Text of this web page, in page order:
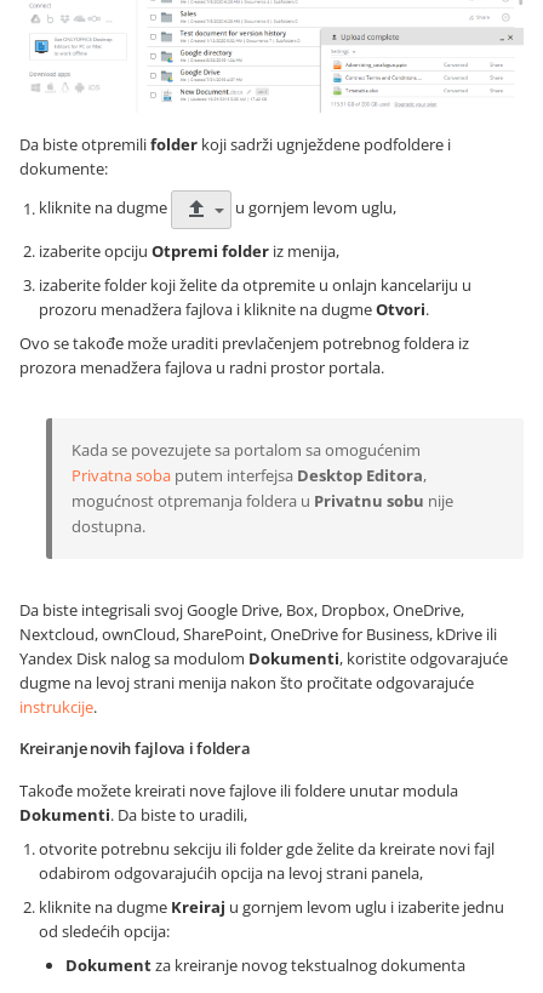
Da biste otpremilifolder koji sadrži ugnježdene podfoldere i
dokumente:
kliknite na dugme
u gornjem levom uglu,
izaberite opciju Otpremi folder iz menija,
izaberite folder koji želite da otpremite u onlajn kancelariju u
prozoru menadžera fajlova i kliknite na dugmeOtvori.
Ovo se takođe može uraditi prevlačenjem potrebnog foldera iz
prozora menadžera fajlova u radni prostor portala.
Kada se povezujete sa portalom sa omogućenim
Privatna soba putem interfejsa Desktop Editora,
mogućnost otpremanja foldera u Privatnu sobu nije
dostupna.
Da biste integrisali svoj Google Drive, Box, Dropbox, OneDrive,
Nextcloud, ownCloud, SharePoint, OneDrive for Business, kDrive ili
Yandex Disk nalog sa modulom Dokumenti, koristite odgovarajuće
dugme na levoj strani menija nakon što pročitate odgovarajuće
instrukcije.
Kreiranje novih fajlova i foldera
Takođe možete kreirati nove fajlove ili foldere unutar modula
Dokumenti. Da biste to uradili,
otvorite potrebnu sekciju ili folder gde želite da kreirate novi fajl
odabirom odgovarajućih opcija na levoj strani panela,
kliknite na dugme Kreiraj u gornjem levom uglu i izaberite jednu
od sledećih opcija:
Dokumentza kreiranje novog tekstualnog dokumenta